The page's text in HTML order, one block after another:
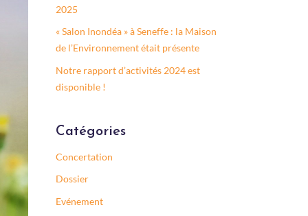
2025
« Salon Inondéa » à Seneffe : la Maison
de l’Environnement était présente
Notre rapport d’activités 2024 est
disponible !
Catégories
Concertation
Dossier
Evénement